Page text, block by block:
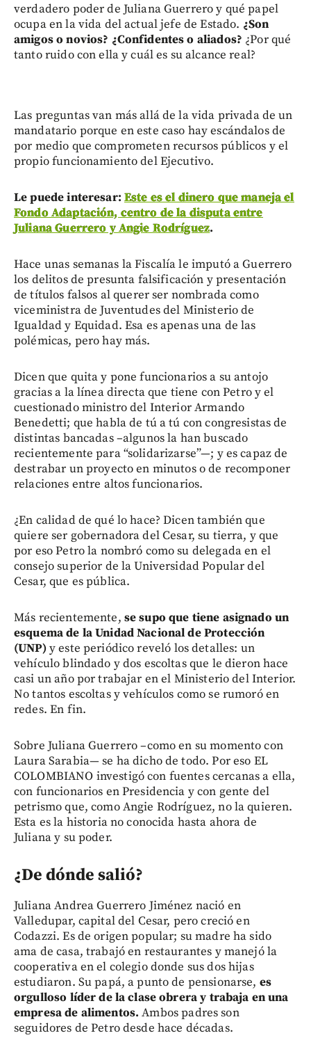
verdadero poder de Juliana Guerrero y qué papel
ocupa en la vida del actual jefe de Estado. ¿Son
amigos o novios? ¿Confidentes o aliados? ¿Por qué
tanto ruido con ella y cuál es su alcance real?
Las preguntas van más allá de la vida privada de un
mandatario porque en este caso hay escándalos de
por medio que comprometen recursos públicos y el
propio funcionamiento del Ejecutivo.
Le puede interesar: Este es el dinero que maneja el
Fondo Adaptación, centro de la disputa entre
Juliana Guerrero y Angie Rodríguez.
Hace unas semanas la Fiscalía le imputó a Guerrero
los delitos de presunta falsificación y presentación
de títulos falsos al querer ser nombrada como
viceministra de Juventudes del Ministerio de
Igualdad y Equidad. Esa es apenas una de las
polémicas, pero hay más.
Dicen que quita y pone funcionarios a su antojo
gracias a la línea directa que tiene con Petro y el
cuestionado ministro del Interior Armando
Benedetti; que habla de tú a tú con congresistas de
distintas bancadas –algunos la han buscado
recientemente para “solidarizarse”—; y es capaz de
destrabar un proyecto en minutos o de recomponer
relaciones entre altos funcionarios.
¿En calidad de qué lo hace? Dicen también que
quiere ser gobernadora del Cesar, su tierra, y que
por eso Petro la nombró como su delegada en el
consejo superior de la Universidad Popular del
Cesar, que es pública.
Más recientemente, se supo que tiene asignado un
esquema de la Unidad Nacional de Protección
(UNP)y este periódico reveló los detalles: un
vehículo blindado y dos escoltas que le dieron hace
casi un año por trabajar en el Ministerio del Interior.
No tantos escoltas y vehículos como se rumoró en
redes. En fin.
Sobre Juliana Guerrero –como en su momento con
Laura Sarabia— se ha dicho de todo. Por eso EL
COLOMBIANO investigó con fuentes cercanas a ella,
con funcionarios en Presidencia y con gente del
petrismo que, como Angie Rodríguez, no la quieren.
Esta es la historia no conocida hasta ahora de
Juliana y su poder.
¿De dónde salió?
Juliana Andrea Guerrero Jiménez nació en
Valledupar, capital del Cesar, pero creció en
Codazzi. Es de origen popular; su madre ha sido
ama de casa, trabajó en restaurantes y manejó la
cooperativa en el colegio donde sus dos hijas
estudiaron. Su papá, a punto de pensionarse, es
orgulloso líder de la clase obrera y trabaja en una
empresa de alimentos.Ambos padres son
seguidores de Petro desde hace décadas.